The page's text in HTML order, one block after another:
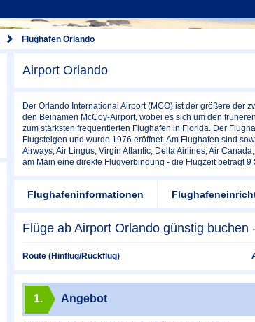
Flughafen Orlando
Airport Orlando
Der Orlando International Airport (MCO) ist der größere der
den Beinamen McCoy-Airport, wobei es sich um den
zum stärksten frequentierten Flughafen in Florida. Der
Flugsteigen und wurde 1976 eröffnet. Am Flughafen sind
Airways, Air Lingus, Virgin Atlantic, Delta Airlines, Air
am Main eine direkte Flugverbindung - die Flugzeit beträgt 9
Flughafeninformationen
Flüge ab Airport Orlando günstig buchen
Route (Hinflug/Rückflug)
1. Angebot